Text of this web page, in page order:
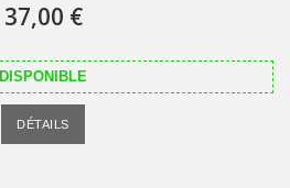
37,00 €
DISPONIBLE
DÉTAILS